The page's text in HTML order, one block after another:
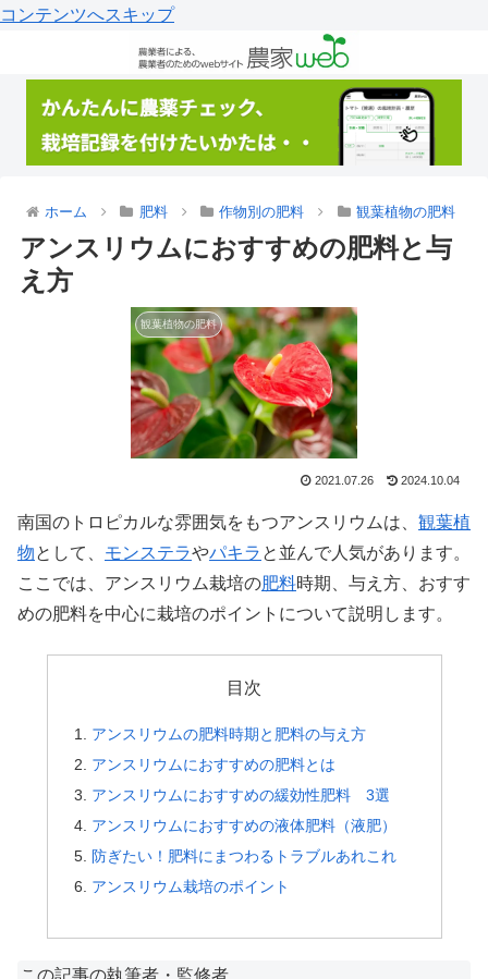
コンテンツへスキップ
ホーム 肥料 作物別の肥料 観葉植物の肥料
アンスリウムにおすすめの肥料と与
え方
観葉植物の肥料
2021.07.26 2024.10.04
南国のトロピカルな雰囲気をもつアンスリウムは、 観葉植
物として、 モンステラやパキラ と並んで人気があります。
ここでは、アンスリウム栽培の肥料時期、与え方、おすす
めの肥料を中心に栽培のポイントについて説明します。
目次
アンスリウムの肥料時期と肥料の与え方
アンスリウムにおすすめの肥料とは
アンスリウムにおすすめの緩効性肥料 3選
アンスリウムにおすすめの液体肥料（液肥）
防ぎたい！肥料にまつわるトラブルあれこれ
アンスリウム栽培のポイント
この記事の執筆者・監修者